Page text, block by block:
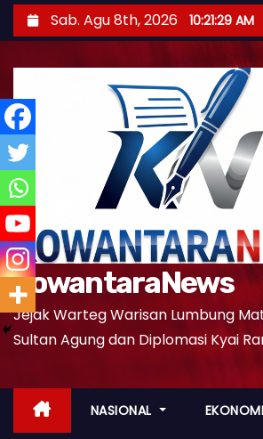
k
t
o
n
e
t
Sab. Agu 8th, 2026 10:21:31 AM
KowantaraNews
Jejak Warteg Warisan Lumbung
Sultan Agung dan Diplomasi Kyai
NASIONAL EKONOMI